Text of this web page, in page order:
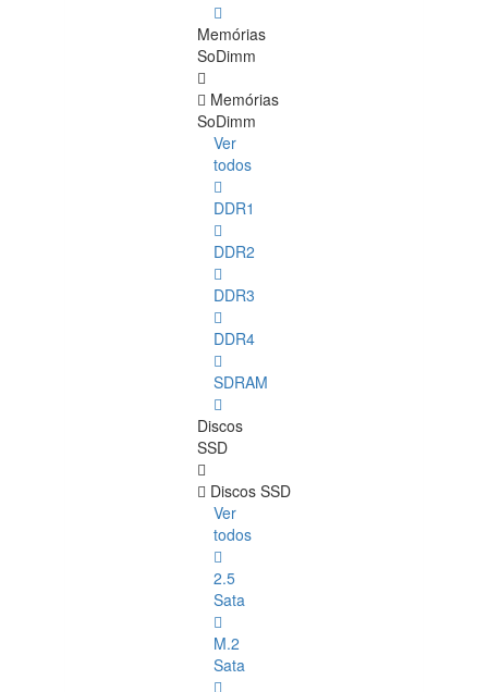
Memórias
SoDimm
Memórias
SoDimm
Ver
todos
DDR1
DDR2
DDR3
DDR4
SDRAM
Discos
SSD
Discos SSD
Ver
todos
2.5
Sata
M.2
Sata